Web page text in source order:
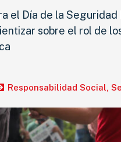
el Día de la
sobre el rol de
Responsabilidad Social,